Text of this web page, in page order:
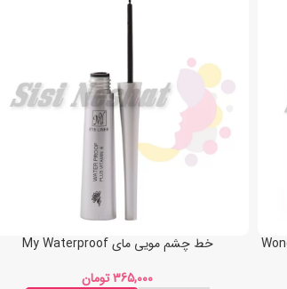
خط چشم مویی مای My Waterproof
تومان